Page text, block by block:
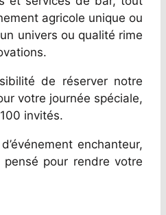
agricole unique ou
univers ou qualité rime
de réserver notre
votre journée spéciale,
invités.
enchanteur,
pour rendre votre